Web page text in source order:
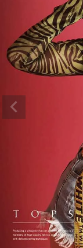
＝ボムシェル】
衣装ならお任せ！オ
ィネートのご提案。
えをお届け。 撮影で
ーデはイメージしやす
とは差別化出来るし
ージ映えを全力で応援
CONTENTS